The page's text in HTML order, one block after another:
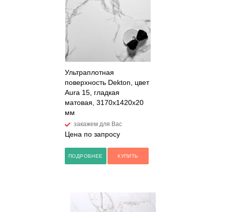
Ультраплотная
поверхность Dekton, цвет
Aura 15, гладкая
матовая, 3170x1420x20
мм
закажем для Вас
Цена по запросу
ПОДРОБНЕЕ КУПИТЬ